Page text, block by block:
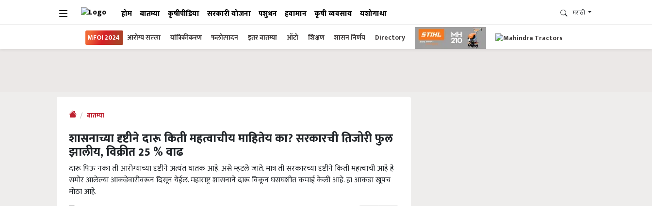
होम बातम्या कृषीपीडिया सरकारी योजना पशुधन हवामान कृषी व्यवसाय यशोगाथा मराठी
MFOI 2024 आरोग्य सल्ला यांत्रिकीकरण फलोत्पादन इतर बातम्या ऑटो शिक्षण शासन निर्णय Directory
बातम्या
शासनाच्या दृष्टीने दारू किती महत्वाचीय माहितेय का? सरकारची तिजोरी फुल
झालीय, विक्रीत 25 % वाढ
दारू पिऊ नका ती आरोग्याच्या दृष्टीने अत्यंत घातक आहे. असे म्हटले जाते. मात्र ती सरकारच्या दृष्टीने किती महत्वाची आहे हे
समोर आलेल्या आकडेवारीवरून दिसून येईल. महाराष्ट्र शासनाने दारू विकून घसघशीत कमाई केली आहे. हा आकडा खूपच
मोठा आहे.